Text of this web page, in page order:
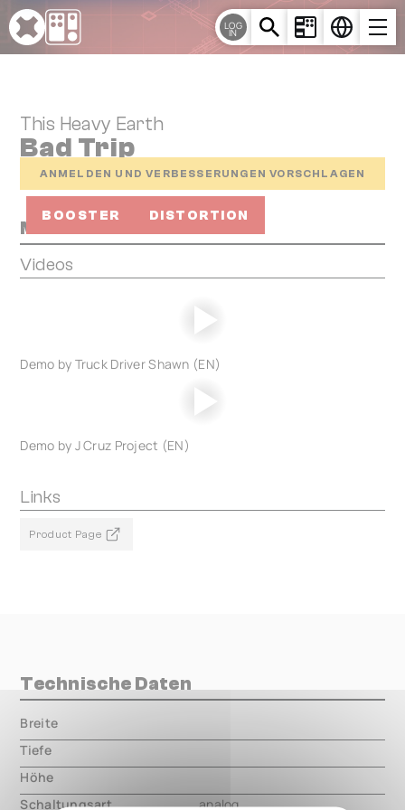
Cookie-Einstellungen
LOG
IN
This Heavy Earth
Bad Trip
ANMELDEN UND VERBESSERUNGEN VORSCHLAGEN
BOOSTER DISTORTION
Media
Videos
Demo by Truck Driver Shawn (EN)
Demo by J Cruz Project (EN)
Links
Product Page
Technische Daten
Breite
Tiefe
Höhe
Schaltungsart
analog